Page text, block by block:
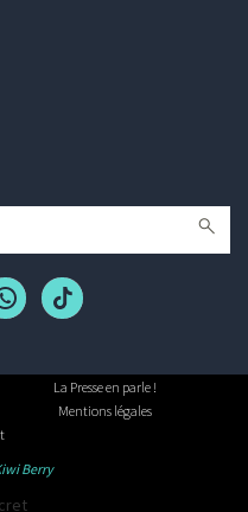
La Presse en parle !
Mentions légales
Berry